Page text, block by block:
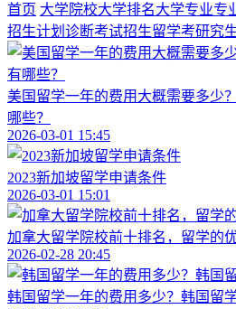
首页 大学院校大学排名大学专业专
招生计划 诊断考试招生留学考研究
美国留学一年的费用大概需要多少
哪些？
2026-03-01 15:45
2023新加坡留学申请条件
2026-03-01 15:01
加拿大留学院校前十排名，留学的
2026-02-28 20:45
韩国留学一年的费用多少？韩国留